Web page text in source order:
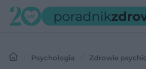
Psychologia Zdrowie